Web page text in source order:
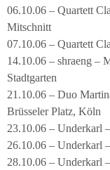
06.10.06 – Quartett
Mitschnitt
07.10.06 – Quartett
14.10.06 – shraeng –
Stadtgarten
21.10.06 – Duo
Brüsseler Platz, Köln
23.10.06 – Underkarl
26.10.06 – Underkarl
28.10.06 – Underkarl